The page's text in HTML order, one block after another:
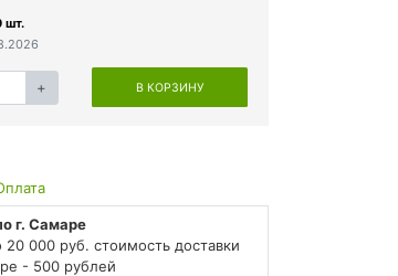
шт.
+ В КОРЗИНУ
г. Самаре
20 000 руб. стоимость доставки
- 500 рублей